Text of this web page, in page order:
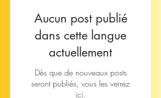
Aucun post publié
dans cette langue
actuellement
Dès que de nouveaux posts
seront publiés, vous les verrez
ici.